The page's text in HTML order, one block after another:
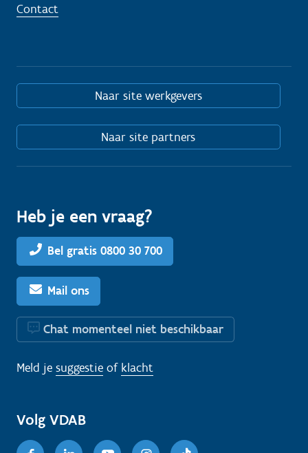
Contact
Naar site werkgevers
Naar site partners
Heb je een vraag?
Bel gratis 0800 30 700
Mail ons
Chat momenteel niet beschikbaar
Meld je suggestie of klacht
Volg VDAB
FacebookLinkedinYoutubeInstagram